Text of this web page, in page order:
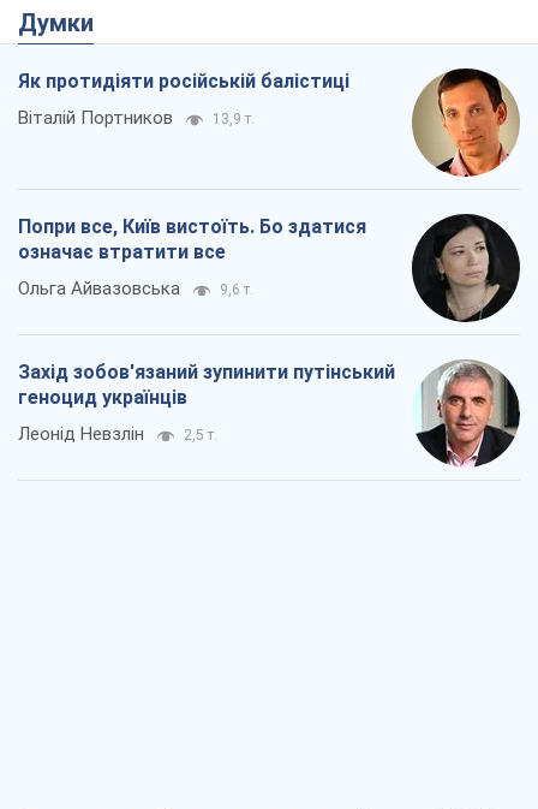
Думки
Як протидіяти російській балістиці
Віталій Портников 13,9 т.
Попри все, Київ вистоїть. Бо здатися
означає втратити все
Ольга Айвазовська 9,6 т.
Захід зобов'язаний зупинити путінський
геноцид українців
Леонід Невзлін 2,5 т.